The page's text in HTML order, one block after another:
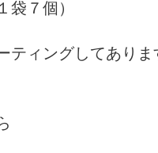
７個）
ティングしてあり